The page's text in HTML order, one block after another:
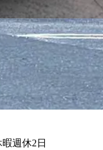
暇週休2日